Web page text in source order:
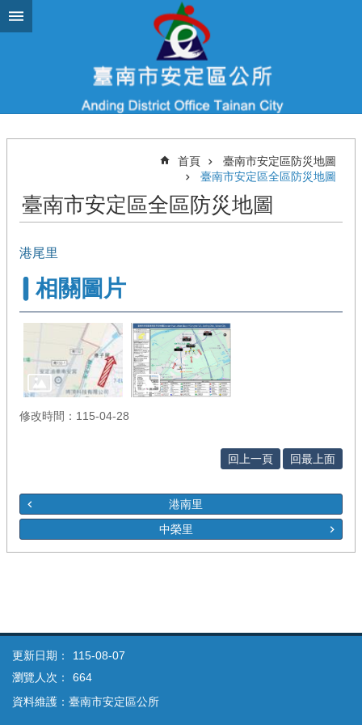
跳到主要內容區塊
首頁
臺南市安定區防災地圖
臺南市安定區全區防災地圖
臺南市安定區全區防災地圖
港尾里
相關圖片
修改時間：115-04-28
回上一頁 回最上面
港南里
中榮里
更新日期：
115-08-07
瀏覽人次：
664
資料維護：臺南市安定區公所